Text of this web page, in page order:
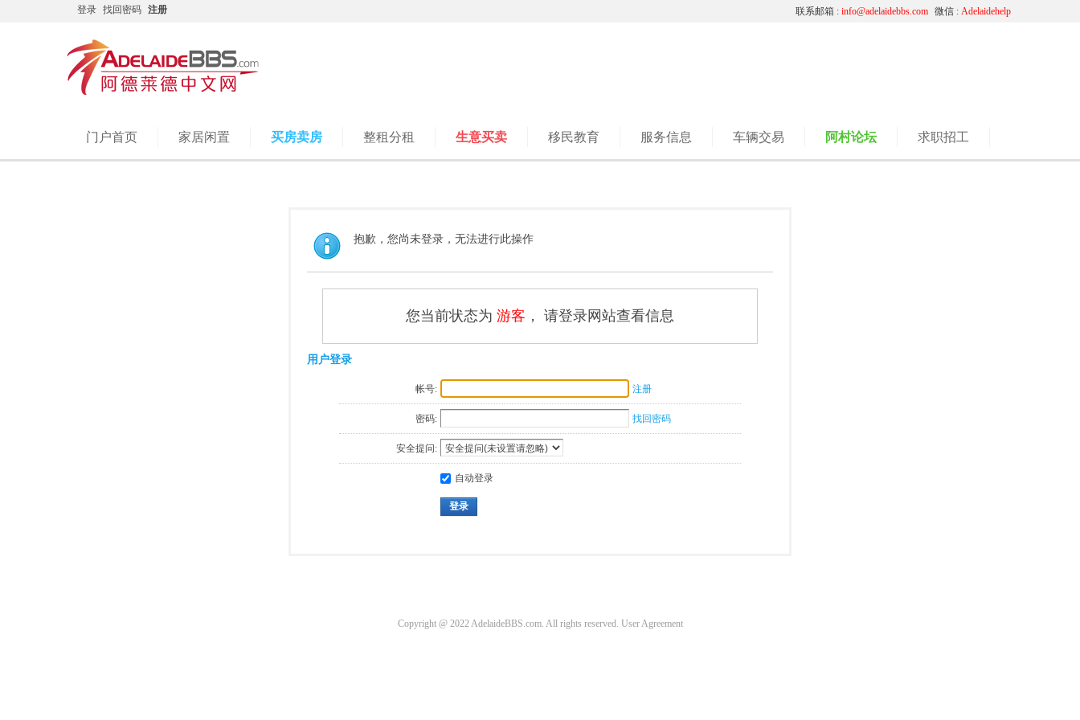
登录 找回密码 注册 微信 : Adelaidehelp
联系邮箱 : info@adelaidebbs.com
门户首页 家居闲置 买房卖房 整租分租 生意买卖 移民教育 服务信息 车辆交易 阿村论坛 求职招工
抱歉，您尚未登录，无法进行此操作
您当前状态为 游客 ， 请登录网站查看信息
用户登录
帐号: 注册
密码: 找回密码
安全提问:
自动登录
登录
Copyright @ 2022 AdelaideBBS.com. All rights reserved. User Agreement